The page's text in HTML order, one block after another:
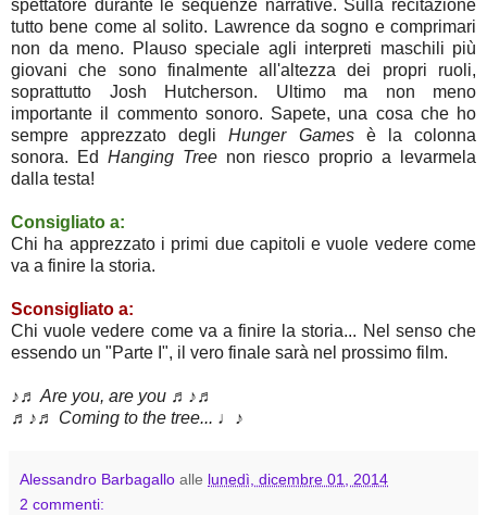
spettatore durante le sequenze narrative. Sulla recitazione
tutto bene come al solito. Lawrence da sogno e comprimari
non da meno. Plauso speciale agli interpreti maschili più
giovani che sono finalmente all'altezza dei propri ruoli,
soprattutto Josh Hutcherson. Ultimo ma non meno
importante il commento sonoro. Sapete, una cosa che ho
sempre apprezzato degliHunger Gamesè la colonna
sonora. Ed Hanging Treenon riesco proprio a levarmela
dalla testa!
Consigliato a:
Chi ha apprezzato i primi due capitoli e vuole vedere come
va a finire la storia.
Sconsigliato a:
Chi vuole vedere come va a finire la storia... Nel senso che
essendo un "Parte I", il vero finale sarà nel prossimo film.
♪♬ Are you, are you ♬♪♬
♬♪♬ Coming to the tree... ♩♪
Alessandro Barbagallo alle lunedì, dicembre 01, 2014
2 commenti: